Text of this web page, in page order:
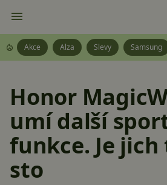
Akce Alza Slevy Samsung
Honor
umí další
funkce. Je jich
sto